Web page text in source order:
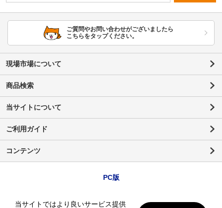
ご質問やお問い合わせがございましたら
こちらをタップください。
現場市場について
商品検索
当サイトについて
ご利用ガイド
コンテンツ
PC版
当サイトではより良いサービス提供